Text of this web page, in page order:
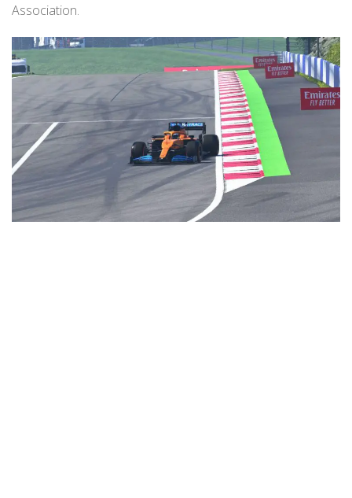
Association.